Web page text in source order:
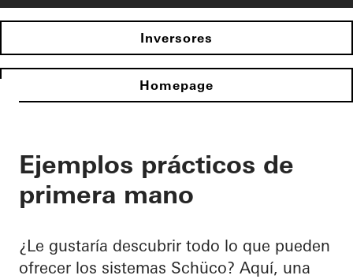
Inversores
Homepage
Ejemplos prácticos de
primera mano
¿Le gustaría descubrir todo lo que pueden
ofrecer los sistemas Schüco? Aquí, una